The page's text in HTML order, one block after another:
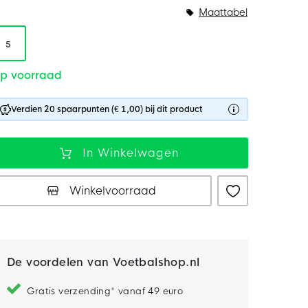
5
voorraad
Maattabel
Verdien 20 spaarpunten (€ 1,00) bij dit product
In Winkelwagen
Winkelvoorraad
De voordelen van Voetbalshop.nl
Gratis verzending* vanaf 49 euro